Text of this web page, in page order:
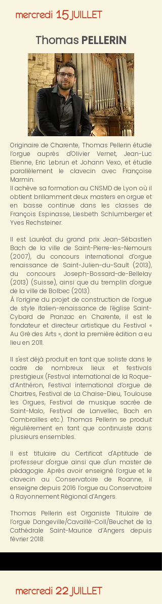
mercredi 15JUILLET
Thomas PELLERIN
Originaire de Charente, Thomas Pellerin étudie
l’orgue auprès d'Olivier Vernet, Jean-Luc
Etienne, Eric Lebrun et Johann Vexo, et étudie
parallèlement le clavecin avec Françoise
Marmin.
Il achève sa formation au CNSMD de Lyon où il
obtient brillamment deux masters en orgue et
en basse continue dans les classes de
François Espinasse, Liesbeth Schlumberger et
Yves Rechsteiner.
Il est Lauréat du grand prix Jean-Sébastien
Bach de la ville de Saint-Pierre-les-Nemours
(2007), du concours international d’orgue
renaissance de Saint-Julien-du-Sault (2013),
du concours Joseph-Bossard-de-Bellelay
(2013) (Suisse), ainsi que du tremplin d'orgue
de la ville de Bolbec (2013).
À l’origine du projet de construction de l’orgue
de style italien-renaissance de l’église Saint-
Cybard de Pranzac en Charente, il est le
fondateur et directeur artistique du Festival «
Au Gré des Arts », dont la première édition a eu
lieu en 2011.
Il s'est déjà produit en tant que soliste dans le
cadre de nombreux lieux et festivals
prestigieux (Festival international de la Roque-
d’Anthéron, Festival international d’orgue de
Chartres, Festival de La Chaise-Dieu, Toulouse
les Orgues, Festival de musique sacrée de
Saint-Malo, Festival de Lanvellec, Bach en
Combrailles etc.). Thomas Pellerin se produit
régulièrement en tant que continuiste dans
plusieurs ensembles.
Il est titulaire du Certificat d'Aptitude de
professeur d'orgue ainsi que d'un master de
pédagogie. Après avoir enseigné l’orgue et le
clavecin au Conservatoire de Roanne, il
enseigne depuis 2016 l’orgue au Conservatoire
à Rayonnement Régional d’Angers.
Thomas Pellerin est Organiste Titulaire de
l’orgue Dangeville/Cavaillé-Coll/Beuchet de la
Cathédrale Saint-Maurice d’Angers depuis
février 2018.
mercredi 22 JUILLET